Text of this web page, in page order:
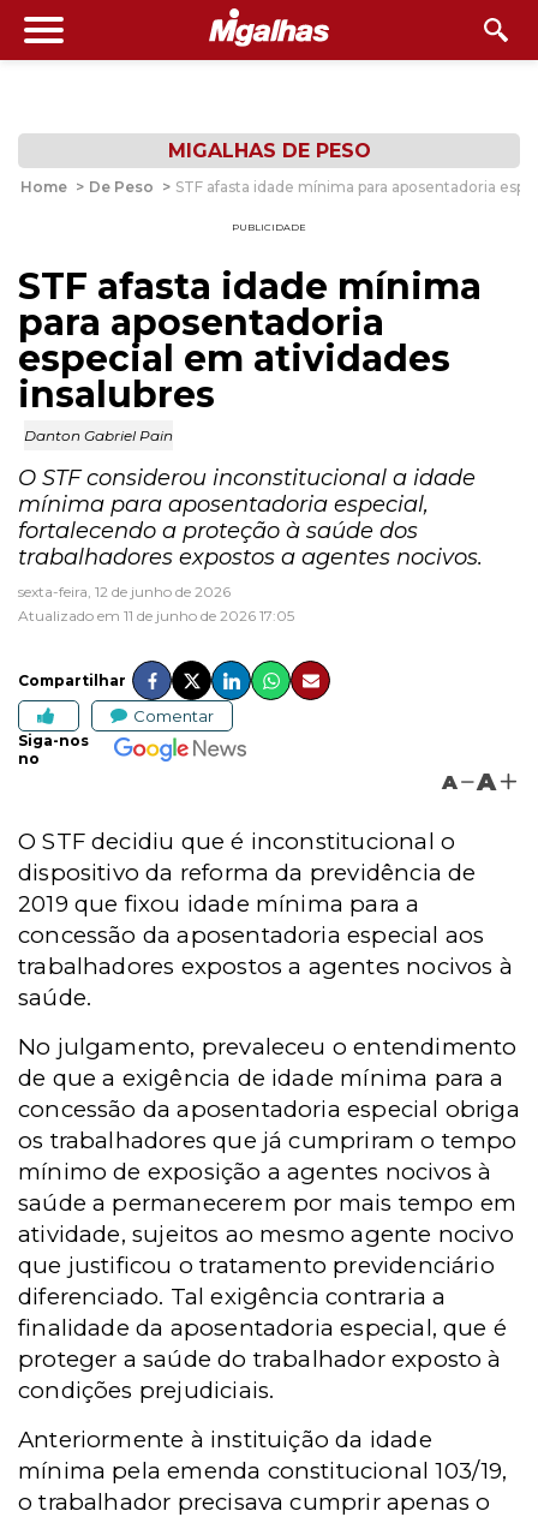
MIGALHAS DE PESO
Home > De Peso > STF afasta idade mínima para aposentadoria
PUBLICIDADE
STF afasta idade mínima
para aposentadoria
especial em atividades
insalubres
Danton Gabriel Pain
O STF considerou inconstitucional a idade
mínima para aposentadoria especial,
fortalecendo a proteção à saúde dos
trabalhadores expostos a agentes nocivos.
sexta-feira, 12 de junho de 2026
Atualizado em 11 de junho de 2026 17:05
Compartilhar
Comentar
Siga-nos
no
A A
O STF decidiu que é inconstitucional o
dispositivo da reforma da previdência de
2019 que fixou idade mínima para a
concessão da aposentadoria especial aos
trabalhadores expostos a agentes nocivos à
saúde.
No julgamento, prevaleceu o entendimento
de que a exigência de idade mínima para a
concessão da aposentadoria especial obriga
os trabalhadores que já cumpriram o tempo
mínimo de exposição a agentes nocivos à
saúde a permanecerem por mais tempo em
atividade, sujeitos ao mesmo agente nocivo
que justificou o tratamento previdenciário
diferenciado. Tal exigência contraria a
finalidade da aposentadoria especial, que é
proteger a saúde do trabalhador exposto à
condições prejudiciais.
Anteriormente à instituição da idade
mínima pela emenda constitucional 103/19,
o trabalhador precisava cumprir apenas o